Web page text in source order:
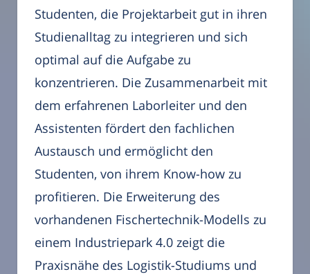
Studenten, die Projektarbeit gut in ihren
Studienalltag zu integrieren und sich
optimal auf die Aufgabe zu
konzentrieren. Die Zusammenarbeit mit
dem erfahrenen Laborleiter und den
Assistenten fördert den fachlichen
Austausch und ermöglicht den
Studenten, von ihrem Know-how zu
profitieren. Die Erweiterung des
vorhandenen Fischertechnik-Modells zu
einem Industriepark 4.0 zeigt die
Praxisnähe des Logistik-Studiums und